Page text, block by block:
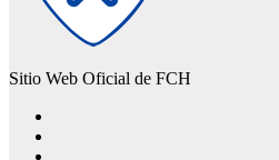
Sitio Web Oficial de FCH